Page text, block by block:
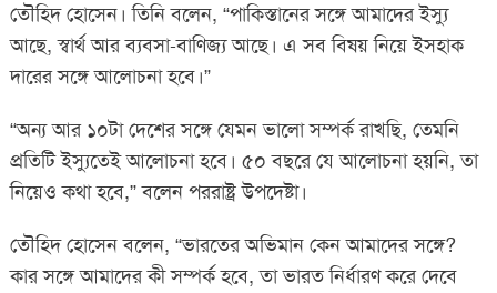
তৌহিদ হোসেন। তিনি বলেন, “পাকিস্তানের সঙ্গে আমাদের ইস্যু
আছে, স্বার্থ আর ব্যবসা-বাণিজ্য আছে। এ সব বিষয় নিয়ে ইসহাক
দারের সঙ্গে আলোচনা হবে।”
“অন্য আর ১০টা দেশের সঙ্গে যেমন ভালো সম্পর্ক রাখছি, তেমনি
প্রতিটি ইস্যুতেই আলোচনা হবে। ৫০ বছরে যে আলোচনা হয়নি, তা
নিয়েও কথা হবে,” বলেন পররাষ্ট্র উপদেষ্টা।
তৌহিদ হোসেন বলেন, “ভারতের অভিমান কেন আমাদের সঙ্গে?
কার সঙ্গে আমাদের কী সম্পর্ক হবে, তা ভারত নির্ধারণ করে দেবে